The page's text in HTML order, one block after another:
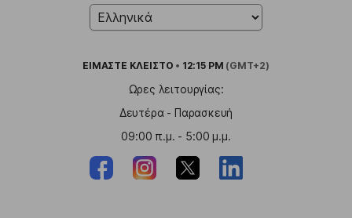
ΕΙΜΑΣΤΕ ΚΛΕΙΣΤΟ • 12:15 PM (GMT+2)
Ωρες λειτουργίας:
Δευτέρα - Παρασκευή
09:00 π.μ. - 5:00 μ.μ.